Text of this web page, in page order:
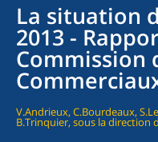
La situation
2013 -
Commission
V.Andrieux, C.Bourdeaux,
B.Trinquier, sous la direction